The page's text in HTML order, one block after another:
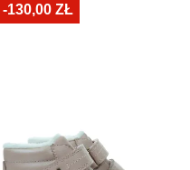
-130,00 ZŁ